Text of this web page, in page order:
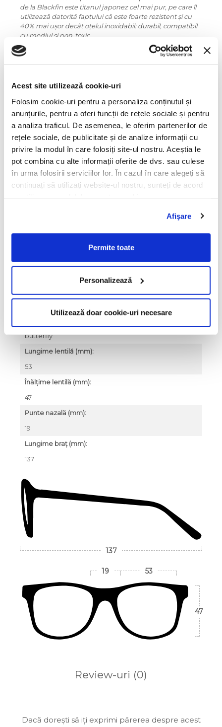
Acest site utilizează cookie-uri
Folosim cookie-uri pentru a personaliza conținutul și
anunțurile, pentru a oferi funcții de rețele sociale și pentru
a analiza traficul. De asemenea, le oferim partenerilor de
rețele sociale, de publicitate și de analize informații cu
privire la modul în care folosiți site-ul nostru. Aceștia le
pot combina cu alte informații oferite de dvs. sau culese
în urma folosirii serviciilor lor. În cazul în care alegeți să
continuați să utilizați website-ul nostru, sunteți de acord
Afişare
Permite toate
Personalizează
Utilizează doar cookie-uri necesare
de la Blackfin este titanul japonez cel mai pur, pe care îl
utilizează datorită faptului că este foarte rezistent și cu
40% mai ușor decât oțelul inoxidabil: durabil, compatibil
cu mediul și non-toxic.
Ce diferențiază ochelarii Blackfin? Lipsa șuruburilor și a
punctelor de sudură, folosind un element patentat chiar
din punct de vedere estetic. Designul este minimalist,
elasticitate surprinzătoare a brațelor. Blackfin țintește
spre unicitate și reușește să satisfacă chiar și cele mai
pretențioase gusturi!
Informatii conformitate produs
Caracteristici
Culoare ramă:
butterfly
Lungime lentilă (mm):
53
Înălțime lentilă (mm):
47
Punte nazală (mm):
19
Lungime braț (mm):
137
137
19 53
47
Review-uri (0)
Dacă dorești să iți exprimi părerea despre acest